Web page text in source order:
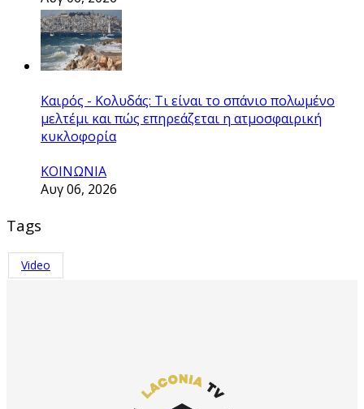
Καιρός - Κολυδάς: Τι είναι το σπάνιο πολωμένο
μελτέμι και πώς επηρεάζεται η ατμοσφαιρική
κυκλοφορία
ΚΟΙΝΩΝΙΑ
Αυγ 06, 2026
Tags
Video